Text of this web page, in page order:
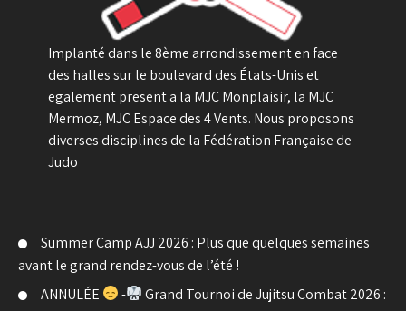
Implanté dans le 8ème arrondissement en face
des halles sur le boulevard des États-Unis et
egalement present a la MJC Monplaisir, la MJC
Mermoz, MJC Espace des 4 Vents. Nous proposons
diverses disciplines de la Fédération Française de
Judo
Summer Camp AJJ 2026 : Plus que quelques semaines
avant le grand rendez-vous de l’été !
ANNULÉE
-
Grand Tournoi de Jujitsu Combat 2026 :